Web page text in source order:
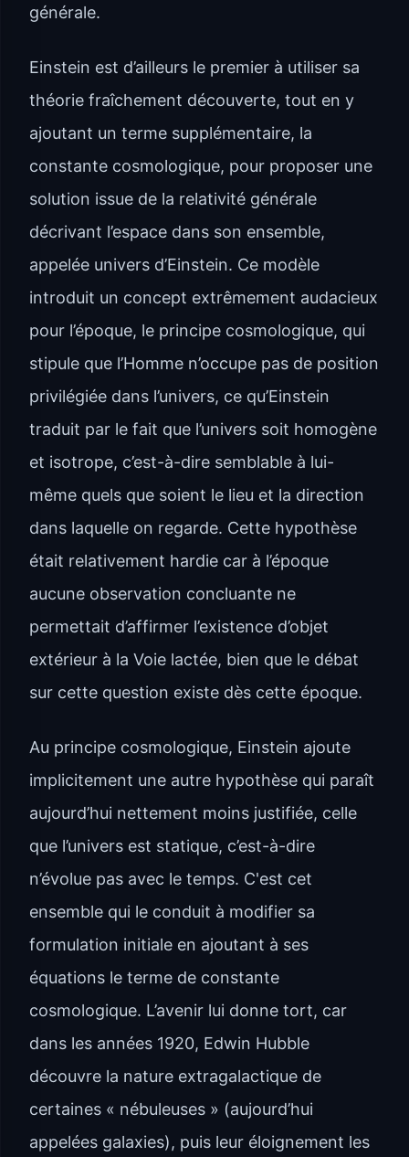
générale.
Einstein est d’ailleurs le premier à utiliser sa
théorie fraîchement découverte, tout en y
ajoutant un terme supplémentaire, la
constante cosmologique, pour proposer une
solution issue de la relativité générale
décrivant l’espace dans son ensemble,
appelée univers d’Einstein. Ce modèle
introduit un concept extrêmement audacieux
pour l’époque, le principe cosmologique, qui
stipule que l’Homme n’occupe pas de position
privilégiée dans l’univers, ce qu’Einstein
traduit par le fait que l’univers soit homogène
et isotrope, c’est-à-dire semblable à lui-
même quels que soient le lieu et la direction
dans laquelle on regarde. Cette hypothèse
était relativement hardie car à l’époque
aucune observation concluante ne
permettait d’affirmer l’existence d’objet
extérieur à la Voie lactée, bien que le débat
sur cette question existe dès cette époque.
Au principe cosmologique, Einstein ajoute
implicitement une autre hypothèse qui paraît
aujourd’hui nettement moins justifiée, celle
que l’univers est statique, c’est-à-dire
n’évolue pas avec le temps. C'est cet
ensemble qui le conduit à modifier sa
formulation initiale en ajoutant à ses
équations le terme de constante
cosmologique. L’avenir lui donne tort, car
dans les années 1920, Edwin Hubble
découvre la nature extragalactique de
certaines « nébuleuses » (aujourd’hui
appelées galaxies), puis leur éloignement les